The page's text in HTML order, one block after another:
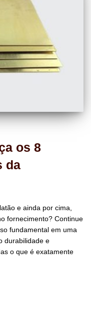
os 8
da
e ainda por cima,
fornecimento? Continue
fundamental em uma
durabilidade e
o que é exatamente